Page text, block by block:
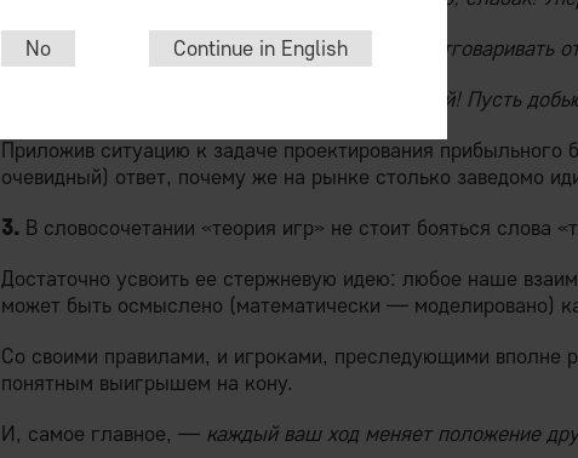
И не вздумай слушай никого, кто тебя будет отговаривать
Завистников, панимаишь, да недоброжелателей! Пусть
Приложив ситуацию к задаче проектирования прибыльного
очевидный) ответ, почему же на рынке столько заведомо
3. В словосочетании «теория игр» не стоит бояться слова
Достаточно усвоить ее стержневую идею: любое наше
может быть осмыслено (математически — моделировано)
Со своими правилами, и игроками, преследующими вполне
понятным выигрышем на кону.
И, самое главное, — каждый ваш ход меняет положение
No Continue in English